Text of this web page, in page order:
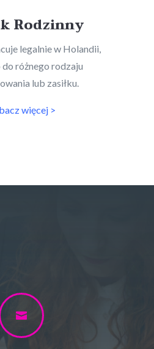
Rodzinny
legalnie w Holandii,
do różnego rodzaju
lub zasiłku.
więcej >
